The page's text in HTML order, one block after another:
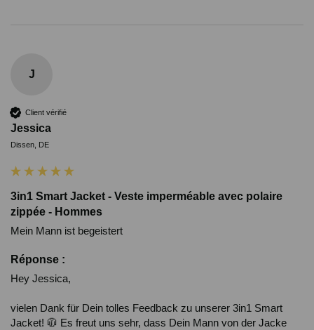
J
Client vérifié
Jessica
Dissen, DE
3in1 Smart Jacket - Veste imperméable avec polaire
zippée - Hommes
Mein Mann ist begeistert
Réponse :
Hey Jessica,
vielen Dank für Dein tolles Feedback zu unserer 3in1 Smart
Jacket! 🧥 Es freut uns sehr, dass Dein Mann von der Jacke